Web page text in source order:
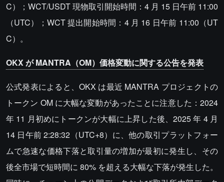
C）；WCT/USDT 現物取引開始時間：4 月 15 日午前 11:00
（UTC）；WCT 提出開始時間：4 月 16 日午前 11:00（UT
C）。
OKX が MANTRA（OM）価格変動に関する公告を発表
公式発表によると、OKX は最近 MANTRA プロジェクトの
トークン OM に大幅な変動があったことに注意した：2024
年 11 月初めにトークンが大幅に上昇した後、2025 年 4 月
14 日午前 2:28:32（UTC+8）に、他の取引プラットフォー
ムで急速な価格下落と取引量の増加が最初に発生し、その
後全市場で短時間に 80% を超える大幅な下落が発生した。